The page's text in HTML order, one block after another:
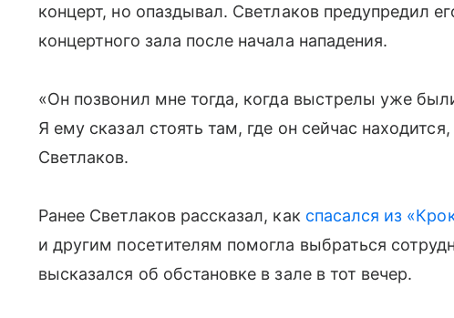
концерт, но опаздывал. Светлаков предупредил
концертного зала после начала нападения.
«Он позвонил мне тогда, когда выстрелы уже
Я ему сказал стоять там, где он сейчас
Светлаков.
Ранее Светлаков рассказал, как спасался из
и другим посетителям помогла выбраться
высказался об обстановке в зале в тот вечер.